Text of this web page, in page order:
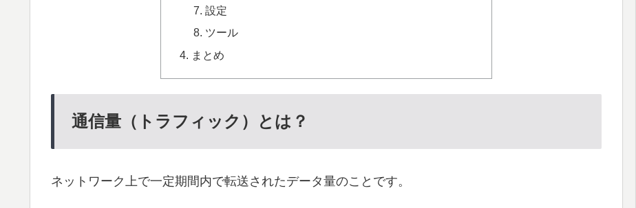
設定
ツール
まとめ
通信量（トラフィック）とは？
ネットワーク上で一定期間内で転送されたデータ量のことです。